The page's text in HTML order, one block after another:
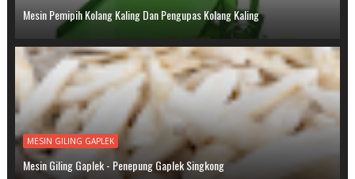
Mesin Pemipih Kolang Kaling Dan Pengupas Kolang Kaling
MESIN GILING GAPLEK
Mesin Giling Gaplek - Penepung Gaplek Singkong